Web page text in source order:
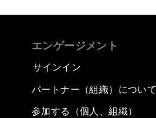
エンゲージメント
サインイン
パートナー（組織）について
参加する（個人、組織）